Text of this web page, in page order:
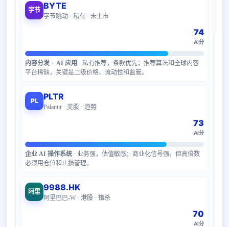
字节 BYTE
字节跳动 · 私有 · 未上市
74
AI分
内容分发 + AI 应用 · 私有推荐，条款优先；推荐算法和全球内容
平台稀缺，关键是二级价格、流动性和监管。
PL PLTR
Palantir · 美股 · 趋势
73
AI分
企业 AI 操作系统 · 业务强，估值敏感；商业化信号强，但高倍数
必须用仓位和止损管理。
阿里 9988.HK
阿里巴巴-W · 港股 · 错杀
70
AI分